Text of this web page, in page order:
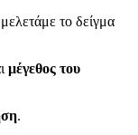
το δείγμα
μέγεθος του
.